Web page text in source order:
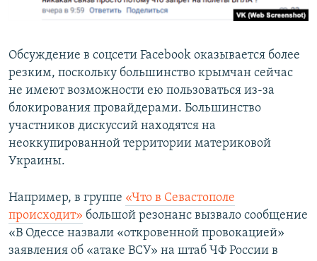
Обсуждение в соцсети Facebook оказывается более
резким, поскольку большинство крымчан сейчас
не имеют возможности ею пользоваться из-за
блокирования провайдерами. Большинство
участников дискуссий находятся на
неоккупированной территории материковой
Украины.
Например, в группе «Что в Севастополе
происходит» большой резонанс вызвало сообщение
«В Одессе назвали «откровенной провокацией»
заявления об «атаке ВСУ» на штаб ЧФ России в